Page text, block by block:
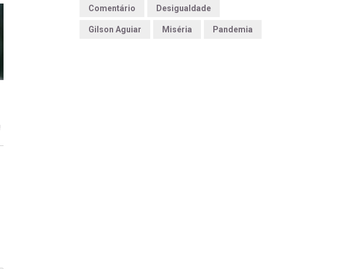
Comentário Desigualdade
Gilson Aguiar Miséria Pandemia